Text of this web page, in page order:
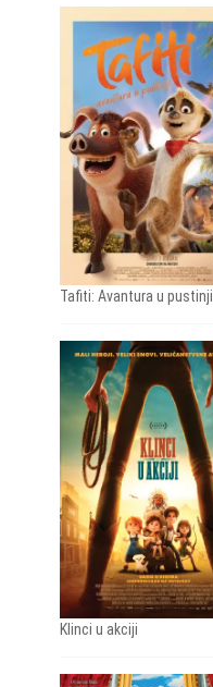
Tafiti: Avantura u pustinji
Klinci u akciji